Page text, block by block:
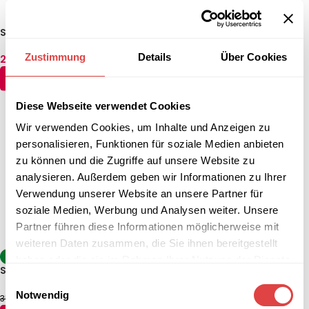
Zustimmung Details Über Cookies
Diese Webseite verwendet Cookies
Wir verwenden Cookies, um Inhalte und Anzeigen zu
personalisieren, Funktionen für soziale Medien anbieten
zu können und die Zugriffe auf unsere Website zu
analysieren. Außerdem geben wir Informationen zu Ihrer
Verwendung unserer Website an unsere Partner für
soziale Medien, Werbung und Analysen weiter. Unsere
Partner führen diese Informationen möglicherweise mit
weiteren Daten zusammen, die Sie ihnen bereitgestellt
Notwendig
Stehtischhusse 60,70,80 cm
29,69€(inkl. MwSt.)
AUSFÜHRUNG WÄHLEN
Stehtischhusse 60,70,80 cm
29,69
(inkl. MwSt.)
Stehtischhusse 60,70,80 cm
35,64€29,69€ AUSFÜHRUNG WÄHLEN